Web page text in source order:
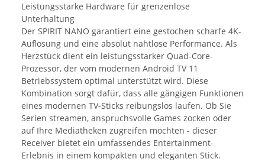
Leistungsstarke Hardware für grenzenlose
Unterhaltung
Der SPIRIT NANO garantiert eine gestochen scharfe 4K-
Auflösung und eine absolut nahtlose Performance. Als
Herzstück dient ein leistungsstarker Quad-Core-
Prozessor, der vom modernen Android TV 11
Betriebssystem optimal unterstützt wird. Diese
Kombination sorgt dafür, dass alle gängigen Funktionen
eines modernen TV-Sticks reibungslos laufen. Ob Sie
Serien streamen, anspruchsvolle Games zocken oder
auf Ihre Mediatheken zugreifen möchten - dieser
Receiver bietet ein umfassendes Entertainment-
Erlebnis in einem kompakten und eleganten Stick.